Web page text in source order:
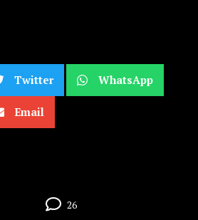
Twitter WhatsApp
Email
26